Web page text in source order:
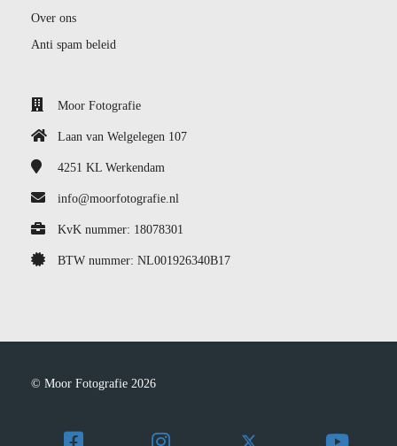
Over ons
Anti spam beleid
Moor Fotografie
Laan van Welgelegen 107
4251 KL Werkendam
info@moorfotografie.nl
KvK nummer: 18078301
BTW nummer: NL001926340B17
© Moor Fotografie 2026